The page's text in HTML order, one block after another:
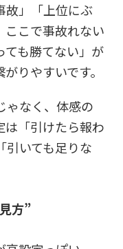
故」「上位にぶ
ここで事故れない
ても勝てない」が
りやすいです。
なく、 体感の
は「引けたら報わ
引いても足りな
方”